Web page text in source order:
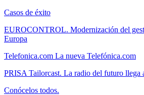
Casos de éxito
EUROCONTROL. Modernización del
Europa
Telefonica.com La nueva Telefónica.com
PRISA Tailorcast. La radio del futuro llega
Conócelos todos.